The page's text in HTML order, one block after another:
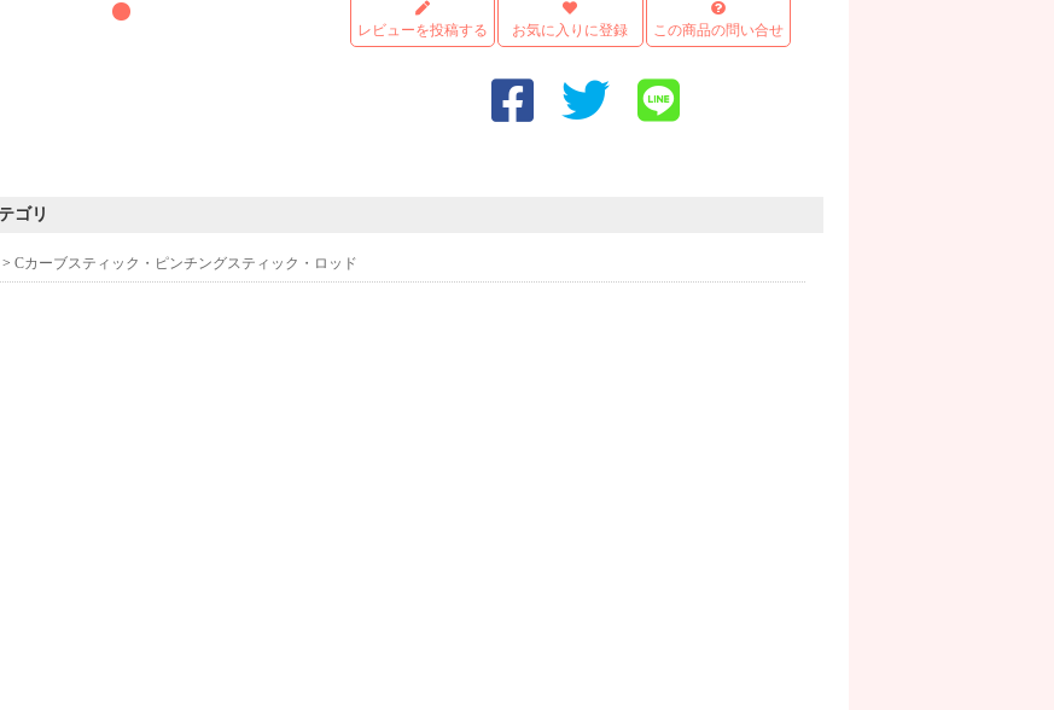
レビューを投稿する お気に入りに登録 この商品の問い合せ
ゴリ
> Cカーブスティック・ピンチングスティック・ロッド